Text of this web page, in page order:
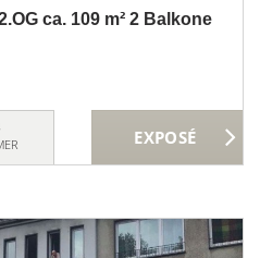
ca. 109 m² 2 Balkone